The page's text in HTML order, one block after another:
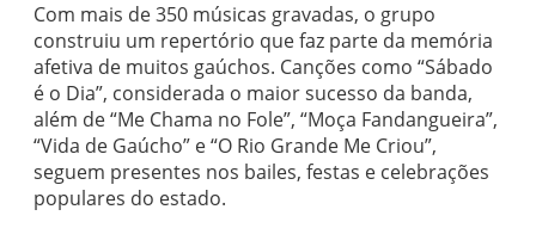
Com mais de 350 músicas gravadas, o grupo
construiu um repertório que faz parte da memória
afetiva de muitos gaúchos. Canções como “Sábado
é o Dia”, considerada o maior sucesso da banda,
além de “Me Chama no Fole”, “Moça Fandangueira”,
“Vida de Gaúcho” e “O Rio Grande Me Criou”,
seguem presentes nos bailes, festas e celebrações
populares do estado.